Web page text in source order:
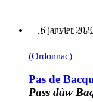
6 janvier
(Ordonnac)
Pas de
Pass dàw